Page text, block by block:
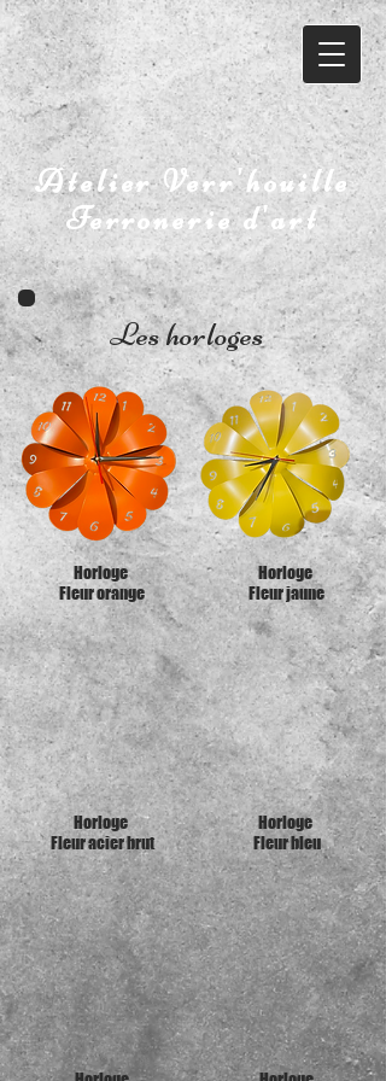
Atelier Verr'houille
Ferronerie d'art
Les horloges
Horloge
Fleur orange
Horloge
Fleur jaune
Horloge
Fleur acier brut
Horloge
Fleur bleu